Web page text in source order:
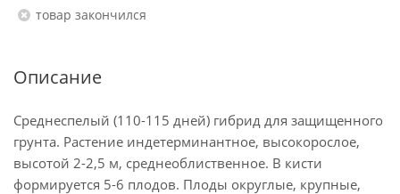
Товар закончился
Описание
Среднеспелый (110-115 дней) гибрид для защищенного
грунта. Растение индетерминантное, высокорослое,
высотой 2-2,5 м, среднеоблиственное. В кисти
формируется 5-6 плодов. Плоды округлые, крупные,